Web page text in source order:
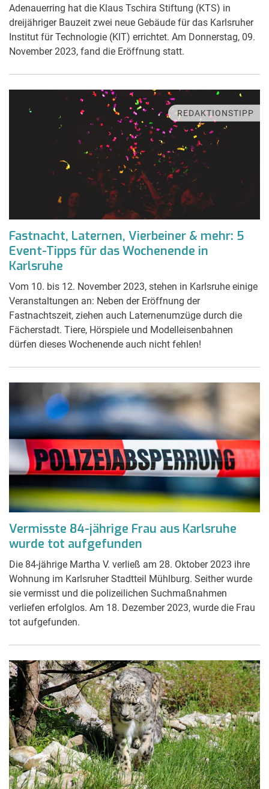
Adenauerring hat die Klaus Tschira Stiftung (KTS) in
dreijähriger Bauzeit zwei neue Gebäude für das Karlsruher
Institut für Technologie (KIT) errichtet. Am Donnerstag, 09.
November 2023, fand die Eröffnung statt.
REDAKTIONSTIPP
Fastnacht, Laternen, Vierbeiner & mehr: 5
Event-Tipps für das Wochenende in
Karlsruhe
Vom 10. bis 12. November 2023, stehen in Karlsruhe einige
Veranstaltungen an: Neben der Eröffnung der
Fastnachtszeit, ziehen auch Laternenumzüge durch die
Fächerstadt. Tiere, Hörspiele und Modelleisenbahnen
dürfen dieses Wochenende auch nicht fehlen!
Vermisste 84-jährige Frau aus Karlsruhe
wurde tot aufgefunden
Die 84-jährige Martha V. verließ am 28. Oktober 2023 ihre
Wohnung im Karlsruher Stadtteil Mühlburg. Seither wurde
sie vermisst und die polizeilichen Suchmaßnahmen
verliefen erfolglos. Am 18. Dezember 2023, wurde die Frau
tot aufgefunden.